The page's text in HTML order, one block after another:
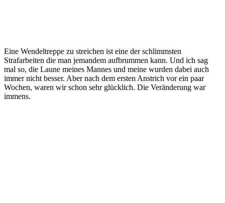
Eine Wendeltreppe zu streichen ist eine der schlimmsten
Strafarbeiten die man jemandem aufbrummen kann. Und ich sag
mal so, die Laune meines Mannes und meine wurden dabei auch
immer nicht besser. Aber nach dem ersten Anstrich vor ein paar
Wochen, waren wir schon sehr glücklich. Die Veränderung war
immens.